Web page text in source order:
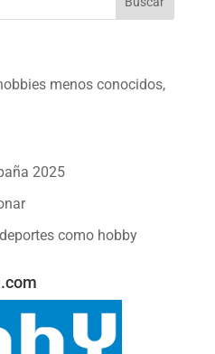
menos conocidos,
2025
como hobby